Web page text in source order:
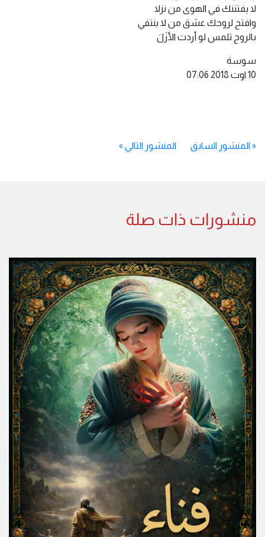
لا يفتننك في الهوى من نزلا
وافتح لروحك عشق من لا ينتفي
بالروح تلمس لو أردت الأزَلَ
سوسة
10 اوت 2018 07:06
«المنشور السابق المنشور التالي »
منشورات ذات صلة